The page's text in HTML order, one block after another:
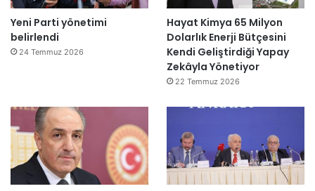
Yeni Parti yönetimi
belirlendi
24 Temmuz 2026
Hayat Kimya 65 Milyon
Dolarlık Enerji Bütçesini
Kendi Geliştirdiği Yapay
Zekâyla Yönetiyor
22 Temmuz 2026